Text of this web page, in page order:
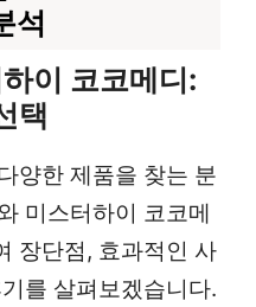
석
이 코코메디:
택
양한 제품을 찾는 분
미스터하이 코코메
장단점, 효과적인 사
를 살펴보겠습니다.